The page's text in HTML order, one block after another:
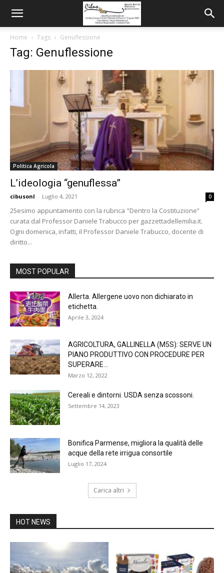
Home Tags Genuflessione
Tag: Genuflessione
Politica Agricola
L’ideologia “genuflessa”
cibusonl - Luglio 4, 2021 0
25esimo appuntamento con la rubrica "Dentro la Costituzione”
curata dal Professor Daniele Trabucco per gazzettadellemilia.it.
Ogni domenica, infatti, il Professor Daniele Trabucco, docente di
diritto...
MOST POPULAR
Allerta. Allergene uovo non dichiarato in
etichetta.
Aprile 3, 2024
AGRICOLTURA, GALLINELLA (M5S): SERVE UN
PIANO PRODUTTIVO CON PROCEDURE PER
SUPERARE...
Marzo 12, 2022
Cereali e dintorni. USDA senza scossoni.
Settembre 14, 2023
Bonifica Parmense, migliora la qualità delle
acque della rete irrigua consortile
Luglio 17, 2024
Carica altri
HOT NEWS